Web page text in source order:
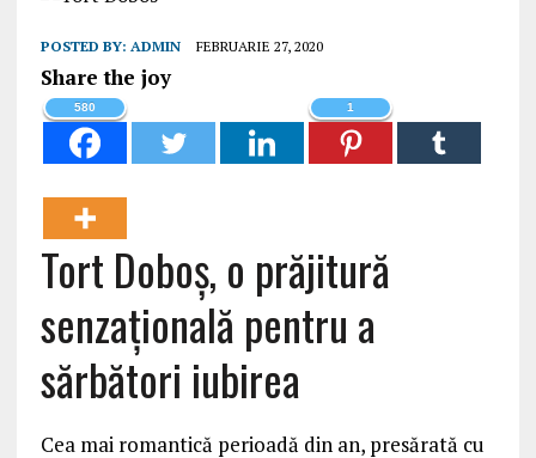
POSTED BY: ADMIN FEBRUARIE 27, 2020
Share the joy
580 1
Tort Doboș, o prăjitură
senzațională pentru a
sărbători iubirea
Cea mai romantică perioadă din an, presărată cu